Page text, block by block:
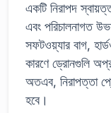
একটি নিরাপদ
এবং পরিচালনাগত
সফটওয়্যার বাগ,
কারণে ড্রোনগুলি
অতএব, নিরাপত্তা
হবে।